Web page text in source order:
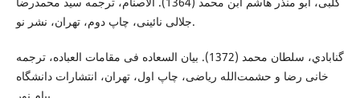
جلالی نائینی، چاپ دوم، تهران، نشر نو.
گنابادي، سلطان محمد (1372). بیان السعاده فی مقامات العباده، ترجمه
خانی رضا و حشمت‌الله ریاضی، چاپ اول، تهران، انتشارات دانشگاه
پیام نور.